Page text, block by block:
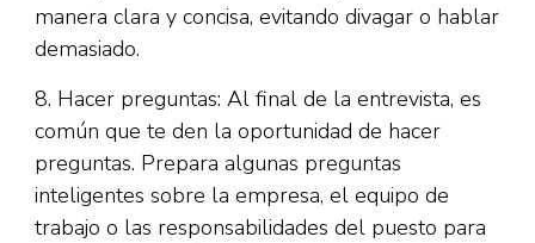
manera clara y concisa, evitando divagar o hablar
demasiado.
8. Hacer preguntas: Al final de la entrevista, es
común que te den la oportunidad de hacer
preguntas. Prepara algunas preguntas
inteligentes sobre la empresa, el equipo de
trabajo o las responsabilidades del puesto para